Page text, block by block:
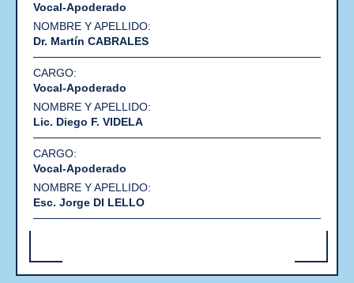
Vocal-Apoderado
Dr. Martín CABRALES
Vocal-Apoderado
Lic. Diego F. VIDELA
Vocal-Apoderado
Esc. Jorge DI LELLO